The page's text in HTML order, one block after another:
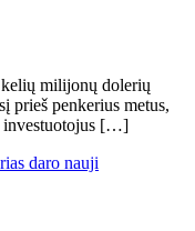
milijonų dolerių
prieš penkerius metus,
investuotojus […]